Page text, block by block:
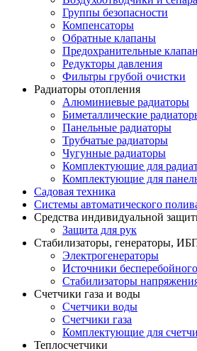
Группы безопасности
Компенсаторы
Обратные клапаны
Предохранительные
Редукторы давления
Фильтры грубой очистки
Радиаторы отопления
Алюминиевые радиаторы
Биметаллические
Панельные радиаторы
Трубчатые радиаторы
Чугунные радиаторы
Комплектующие для
Комплектующие для
Садовая техника
Системы автоматического
Средства индивидуальной
Защита для рук
Стабилизаторы, генераторы,
Электрогенераторы
Источники
Стабилизаторы
Счетчики газа и воды
Счетчики воды
Счетчики газа
Комплектующие для
Теплосчетчики